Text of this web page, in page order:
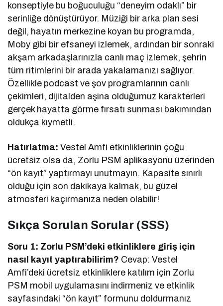
konseptiyle bu boğuculuğu “deneyim odaklı” bir
serinliğe dönüştürüyor. Müziği bir arka plan sesi
değil, hayatın merkezine koyan bu programda,
Moby gibi bir efsaneyi izlemek, ardından bir sonraki
akşam arkadaşlarınızla canlı maç izlemek, şehrin
tüm ritimlerini bir arada yakalamanızı sağlıyor.
Özellikle podcast ve şov programlarının canlı
çekimleri, dijitalden aşina olduğumuz karakterleri
gerçek hayatta görme fırsatı sunması bakımından
oldukça kıymetli.
Hatırlatma: Vestel Amfi etkinliklerinin çoğu
ücretsiz olsa da, Zorlu PSM aplikasyonu üzerinden
“ön kayıt” yaptırmayı unutmayın. Kapasite sınırlı
olduğu için son dakikaya kalmak, bu güzel
atmosferi kaçırmanıza neden olabilir!
Sıkça Sorulan Sorular (SSS)
Soru 1: Zorlu PSM’deki etkinliklere giriş için
nasıl kayıt yaptırabilirim? Cevap: Vestel
Amfi’deki ücretsiz etkinliklere katılım için Zorlu
PSM mobil uygulamasını indirmeniz ve etkinlik
sayfasındaki “ön kayıt” formunu doldurmanız